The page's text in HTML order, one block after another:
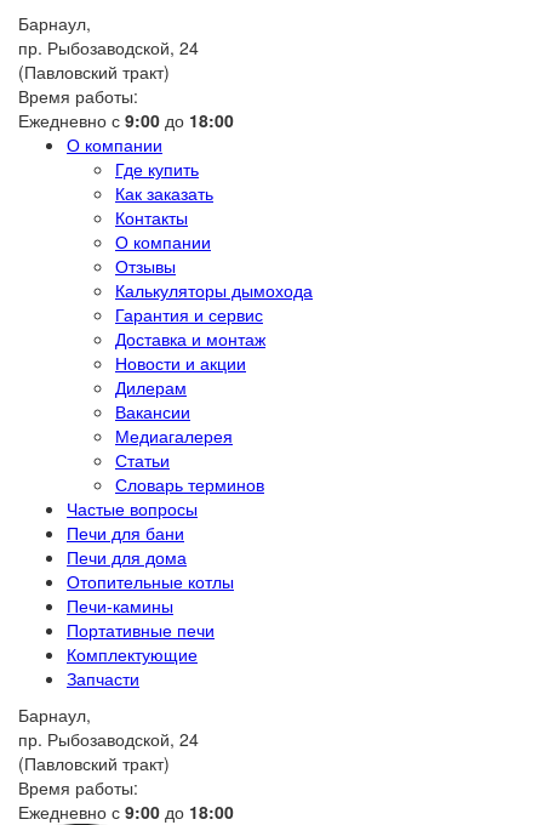
Барнаул,
пр. Рыбозаводской, 24
(Павловский тракт)
Время работы:
Ежедневно с 9:00 до 18:00
О компании
Где купить
Как заказать
Контакты
О компании
Отзывы
Калькуляторы дымохода
Гарантия и сервис
Доставка и монтаж
Новости и акции
Дилерам
Вакансии
Медиагалерея
Статьи
Словарь терминов
Частые вопросы
Печи для бани
Печи для дома
Отопительные котлы
Печи-камины
Портативные печи
Комплектующие
Запчасти
Барнаул,
пр. Рыбозаводской, 24
(Павловский тракт)
Время работы:
Ежедневно с 9:00 до 18:00